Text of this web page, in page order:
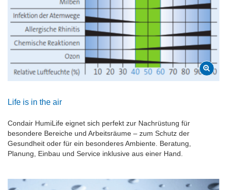
Life is in the air
Condair HumiLife eignet sich perfekt zur Nachrüstung für
besondere Bereiche und Arbeitsräume – zum Schutz der
Gesundheit oder für ein besonderes Ambiente. Beratung,
Planung, Einbau und Service inklusive aus einer Hand.